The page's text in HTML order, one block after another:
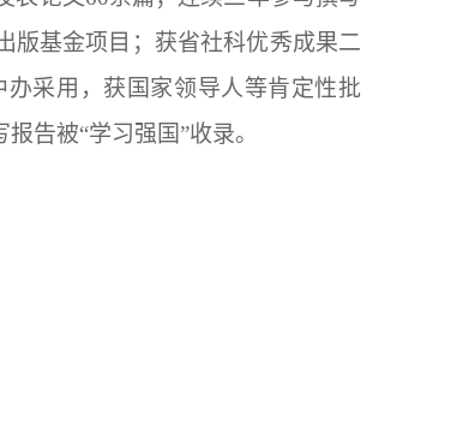
版基金项目；获省社科优秀成果二
采用，获国家领导人等肯定性批
告被“学习强国”收录。